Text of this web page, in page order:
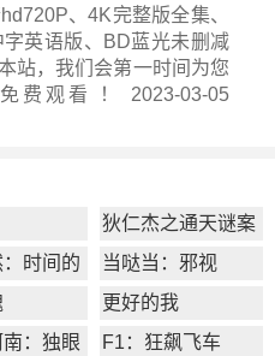
、4K完整版全集、
英语版、BD蓝光未删减
站，我们会第一时间为您
免费观看 ！ 2023-03-05
狄仁杰之通天谜案
时间的
当哒当：邪视
更好的我
：独眼 F1：狂飙飞车